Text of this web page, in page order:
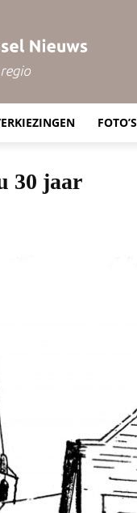
FOTO’S
30 jaar